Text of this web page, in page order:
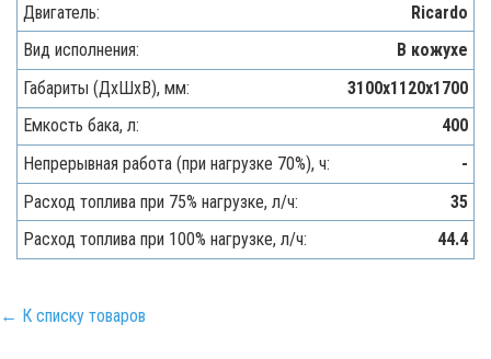
Двигатель:
Ricardo
Вид исполнения:
В кожухе
Габариты (ДхШхВ), мм:
3100х1120х1700
Емкость бака, л:
400
Непрерывная работа (при нагрузке 70%), ч:
-
Расход топлива при 75% нагрузке, л/ч:
35
Расход топлива при 100% нагрузке, л/ч:
44.4
← К списку товаров